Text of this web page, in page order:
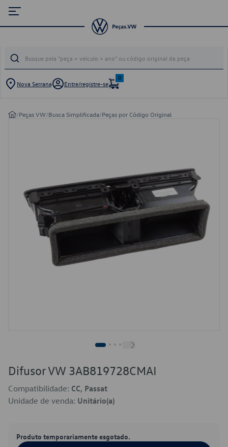
Nova Serrana Entre/registre-se
0
/Peças VW/Busca Simplificada/Peças por Código Original
Difusor VW 3AB819728CMAI
Compatibilidade: CC, Passat
Unidade de venda: Unitário(a)
Produto temporariamente esgotado.